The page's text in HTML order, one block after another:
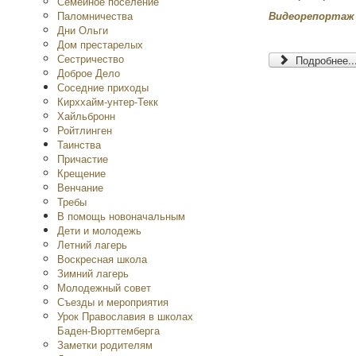
Паломничества
Дни Ольги
Дом престарелых
Сестричество
Доброе Дело
Соседние приходы
Кирххайм-унтер-Текк
Хайльбронн
Ройтлинген
Таинства
Причастие
Крещение
Венчание
Требы
В помощь новоначальным
Дети и молодежь
Летний лагерь
Воскресная школа
Зимний лагерь
Молодежный совет
Съезды и мероприятия
Урок Православия в школах
Баден-Вюрттемберга
Заметки родителям
Видеорепортаж